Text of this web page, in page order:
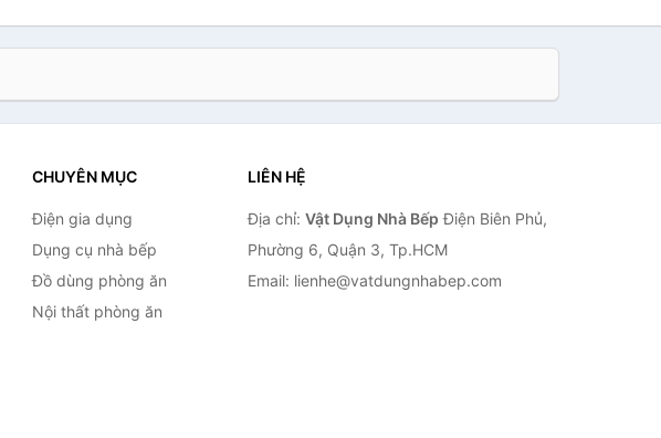
CHUYÊN MỤC
Điện gia dụng
Dụng cụ nhà bếp
Đồ dùng phòng ăn
Nội thất phòng ăn
LIÊN HỆ
Địa chỉ: Vật Dụng Nhà Bếp Điện Biên Phủ,
Phường 6, Quận 3, Tp.HCM
Email: lienhe@vatdungnhabep.com